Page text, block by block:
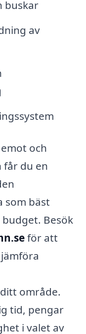
buskar
av
och
du en
som bäst
Besök
för att
område.
tid, pengar
i valet av